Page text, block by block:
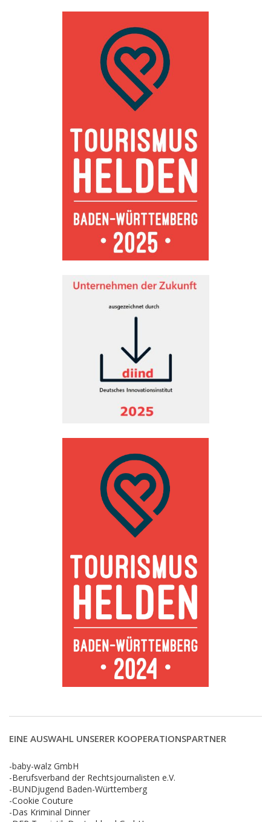
EINE AUSWAHL UNSERER KOOPERATIONSPARTNER
-baby-walz GmbH
-Berufsverband der Rechtsjournalisten e.V.
-BUNDjugend Baden-Württemberg
-Cookie Couture
-Das Kriminal Dinner